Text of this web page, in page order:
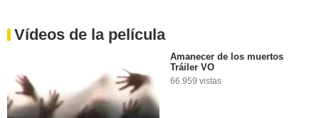
Vídeos de la película
Amanecer de los muertos
Tráiler VO
66.959 vistas